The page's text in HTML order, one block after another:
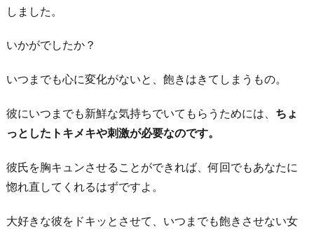
しました。
いかがでしたか？
いつまでも心に変化がないと、飽きはきてしまうもの。
彼にいつまでも新鮮な気持ちでいてもらうためには、 ちょ
っとしたトキメキや刺激が必要なのです。
彼氏を胸キュンさせることができれば、何回でもあなたに
惚れ直してくれるはずですよ。
大好きな彼をドキッとさせて、いつまでも飽きさせない女